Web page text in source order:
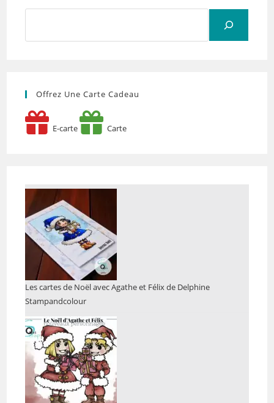
Offrez Une Carte Cadeau
E-carte Carte
Les cartes de Noël avec Agathe et Félix de Delphine
Stampandcolour